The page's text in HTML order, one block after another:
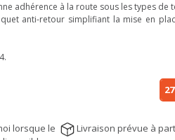
adhérence à la route sous les types de
anti-retour simplifiant la mise en
Livraison prévue à
lorsque le